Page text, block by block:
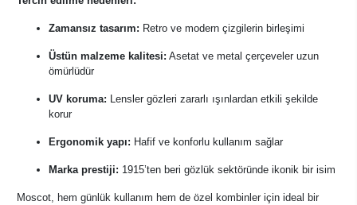
Zamansız tasarım: Retro ve modern çizgilerin birleşimi
Üstün malzeme kalitesi: Asetat ve metal çerçeveler uzun
ömürlüdür
UV koruma: Lensler gözleri zararlı ışınlardan etkili şekilde
korur
Ergonomik yapı: Hafif ve konforlu kullanım sağlar
Marka prestiji: 1915’ten beri gözlük sektöründe ikonik bir isim
Moscot, hem günlük kullanım hem de özel kombinler için ideal bir